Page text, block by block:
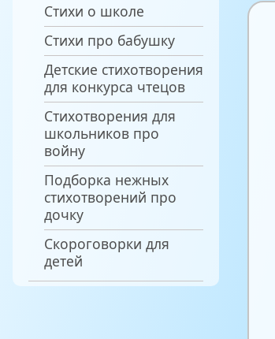
Стихи о школе
Стихи про бабушку
Детские стихотворения
для конкурса чтецов
Стихотворения для
школьников про
войну
Подборка нежных
стихотворений про
дочку
Скороговорки для
детей